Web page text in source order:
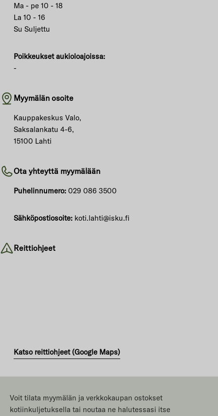
Ma - pe 10 - 18
La 10 - 16
Su Suljettu
Poikkeukset aukioloajoissa:
-
Myymälän osoite
Kauppakeskus Valo,
Saksalankatu 4-6,
15100 Lahti
Ota yhteyttä myymälään
Puhelinnumero: 029 086 3500
Sähköpostiosoite: koti.lahti@isku.fi
Reittiohjeet
Katso reittiohjeet (Google Maps)
Voit tilata myymälän ja verkkokaupan ostokset
kotiinkuljetuksella tai noutaa ne halutessasi itse